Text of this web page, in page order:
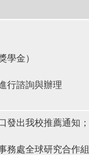
學金）
行諮詢與辦理
發出我校推薦通知；
務處全球研究合作組